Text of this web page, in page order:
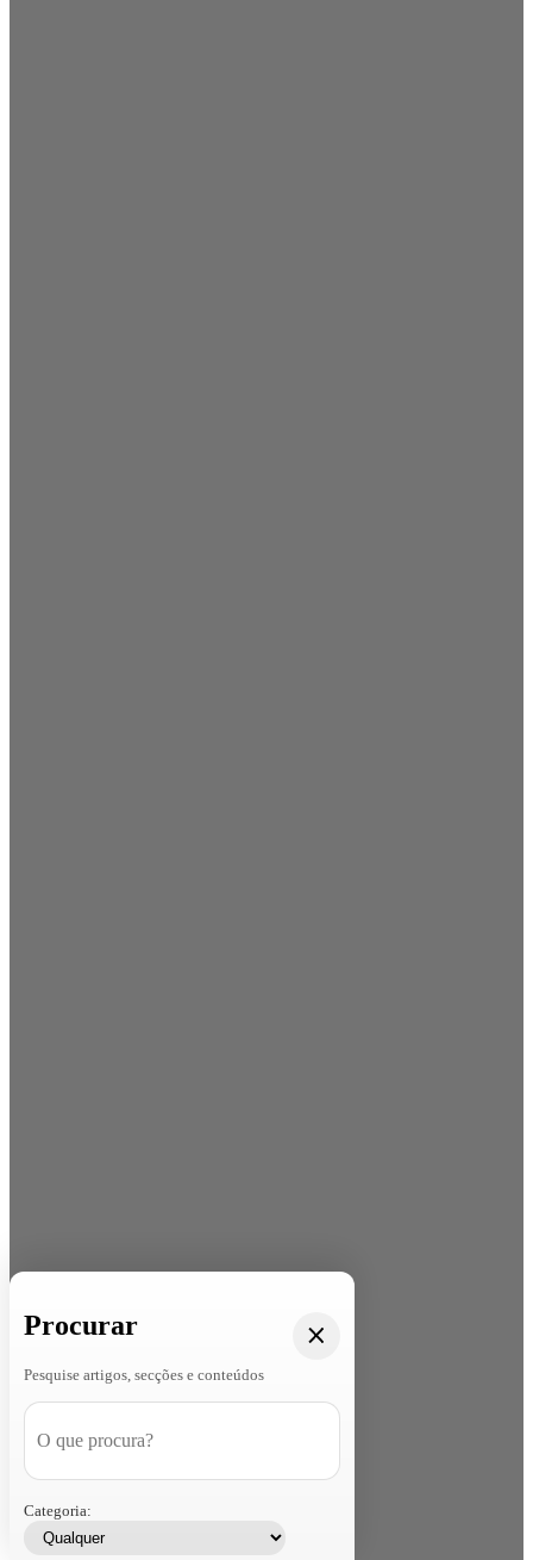
Procurar
Pesquise artigos, secções e conteúdos
Categoria: